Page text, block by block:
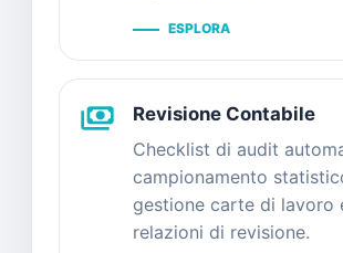
ESPLORA
payments
Revisione Contabile
Checklist di audit
campionamento
gestione carte di lavoro
relazioni di revisione.